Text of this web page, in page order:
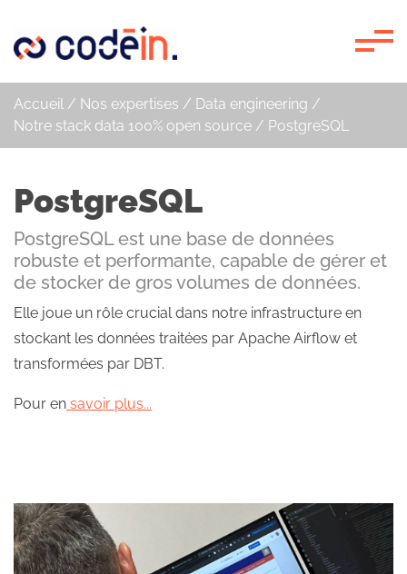
Accueil / Nos expertises / Data engineering /
Notre stack data 100% open source / PostgreSQL
PostgreSQL
PostgreSQL est une base de données
robuste et performante, capable de gérer et
de stocker de gros volumes de données.
Elle joue un rôle crucial dans notre infrastructure en
stockant les données traitées par Apache Airflow et
transformées par DBT.
Pour en savoir plus...